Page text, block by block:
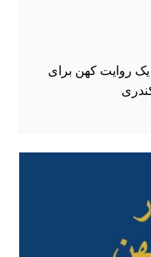
روایت کهن برای